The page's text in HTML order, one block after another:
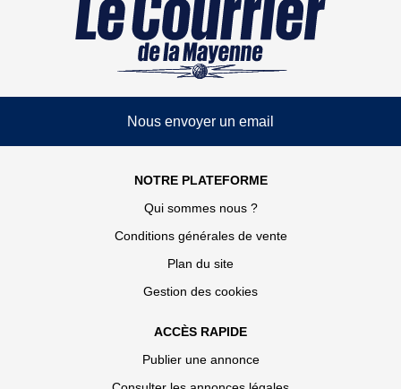
Nous envoyer un email
NOTRE PLATEFORME
Qui sommes nous ?
Conditions générales de vente
Plan du site
Gestion des cookies
ACCÈS RAPIDE
Publier une annonce